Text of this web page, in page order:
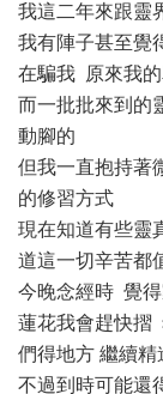
我這二年來跟
我有陣子甚至覺
在騙我 原來我
而一批批來到的
動腳的
但我一直抱持著
的修習方式
現在知道有些靈
道這一切辛苦都
今晚念經時 覺
蓮花我會趕快摺
們得地方 繼續精
不過到時可能還